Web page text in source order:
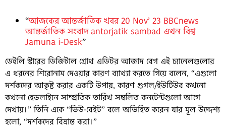
“আজকের আন্তর্জাতিক খবর 20 Nov’ 23 BBCnews
আন্তর্জাতিক সংবাদ antorjatik sambad এখন বিশ্ব
Jamuna i-Desk”
ডেইলি স্টারের ডিজিটাল গ্রোথ এডিটর আজাদ বেগ এই চ্যানেলগুলোর
এ ধরনের শিরোনাম দেওয়ার কারণ ব্যাখ্যা করতে গিয়ে বলেন, “এগুলো
দর্শকদের আকৃষ্ট করার একটি উপায়, কারণ গুগল/ইউটিউব কখনো
কখনো হেডলাইনে সাম্প্রতিক তারিখ সম্বলিত কনটেন্টগুলো আগে
দেখায়।” তিনি একে “ভিউ-বেইট” বলে অভিহিত করেন যার মূল উদ্দেশ্য
হলো, “দর্শকদের বিভ্রান্ত করা।”